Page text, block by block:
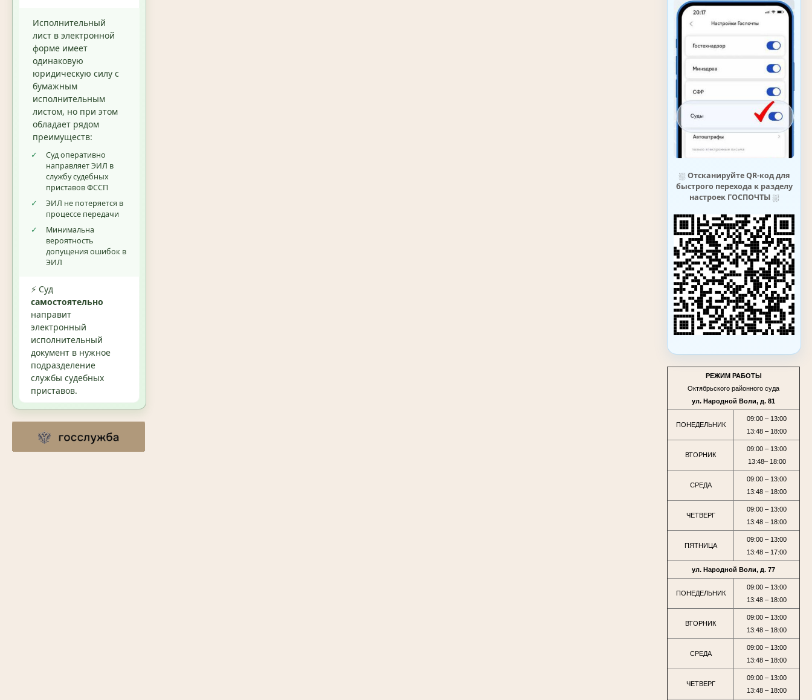
Исполнительный
лист в электронной
форме имеет
одинаковую
юридическую силу с
бумажным
исполнительным
листом, но при этом
обладает рядом
преимуществ:
✓
Суд оперативно
направляет ЭИЛ в
службу судебных
приставов ФССП
✓
ЭИЛ не потеряется в
процессе передачи
✓
Минимальна
вероятность
допущения ошибок в
ЭИЛ
⚡ Суд
самостоятельно
направит
электронный
исполнительный
документ в нужное
подразделение
службы судебных
приставов.
⛆ Отсканируйте QR-код для
быстрого перехода к разделу
настроек ГОСПОЧТЫ⛆
РЕЖИМ РАБОТЫ
Октябрьского районного суда
ул. Народной Воли, д. 81
ПОНЕДЕЛЬНИК
09:00 – 13:00
13:48 – 18:00
ВТОРНИК
09:00 – 13:00
13:48– 18:00
СРЕДА
09:00 – 13:00
13:48 – 18:00
ЧЕТВЕРГ
09:00 – 13:00
13:48 – 18:00
ПЯТНИЦА
09:00 – 13:00
13:48 – 17:00
ул. Народной Воли, д. 77
ПОНЕДЕЛЬНИК
09:00 – 13:00
13:48 – 18:00
ВТОРНИК
09:00 – 13:00
13:48 – 18:00
СРЕДА
09:00 – 13:00
13:48 – 18:00
ЧЕТВЕРГ
09:00 – 13:00
13:48 – 18:00